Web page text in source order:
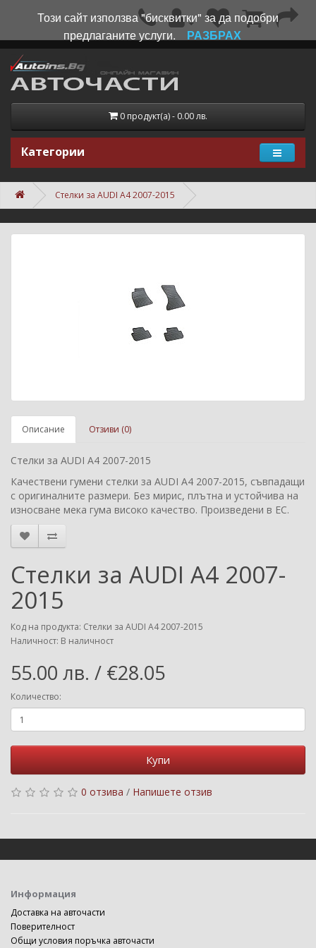
0 продукт(а) - 0.00 лв.
Категории
Стелки за AUDI A4 2007-2015
Описание Отзиви (0)
Стелки за AUDI A4 2007-2015
Качествени гумени стелки за AUDI A4 2007-2015, съвпадащи
с оригиналните размери. Без мирис, плътна и устойчива на
износване мека гума високо качество. Произведени в ЕС.
Стелки за AUDI A4 2007-
2015
Код на продукта: Стелки за AUDI A4 2007-2015
Наличност: В наличност
55.00 лв. / €28.05
Количество:
Купи
0 отзива / Напишете отзив
Информация
Доставка на авточасти
Поверителност
Общи условия поръчка авточасти
Този сайт използва "бисквитки" за да подобри
предлаганите услуги.
РАЗБРАХ